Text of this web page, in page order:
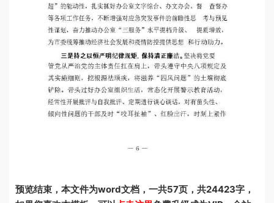
预览结束，本文件为word文档，一共57页，共24423字，